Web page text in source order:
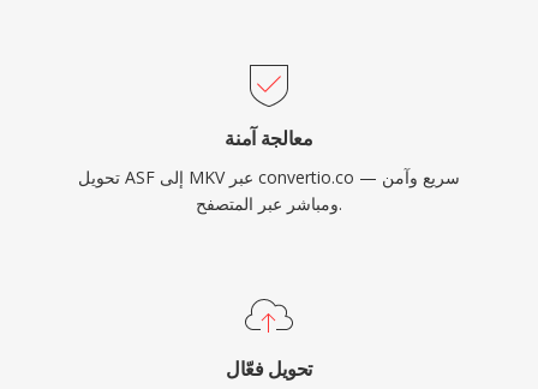
معالجة آمنة
تحويل ASF إلى MKV عبر convertio.co — سريع وآمن
ومباشر عبر المتصفح.
تحويل فعّال